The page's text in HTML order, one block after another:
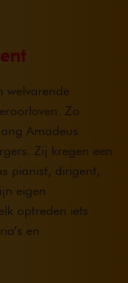
welvarende
Zo
Amadeus
Zij kregen een
pianist, dirigent,
eigen
optreden iets
en